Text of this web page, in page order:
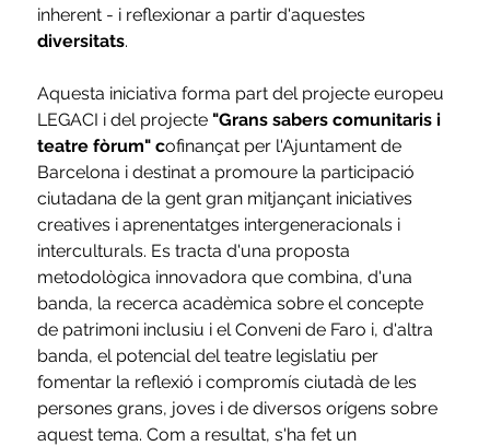
inherent - i reflexionar a partir d'aquestes
diversitats.
Aquesta iniciativa forma part del projecte europeu
LEGACI i del projecte "Grans sabers comunitaris i
teatre fòrum" cofinançat per l'Ajuntament de
Barcelona i destinat a promoure la participació
ciutadana de la gent gran mitjançant iniciatives
creatives i aprenentatges intergeneracionals i
interculturals. Es tracta d'una proposta
metodològica innovadora que combina, d'una
banda, la recerca acadèmica sobre el concepte
de patrimoni inclusiu i el Conveni de Faro i, d'altra
banda, el potencial del teatre legislatiu per
fomentar la reflexió i compromís ciutadà de les
persones grans, joves i de diversos orígens sobre
aquest tema. Com a resultat, s'ha fet un